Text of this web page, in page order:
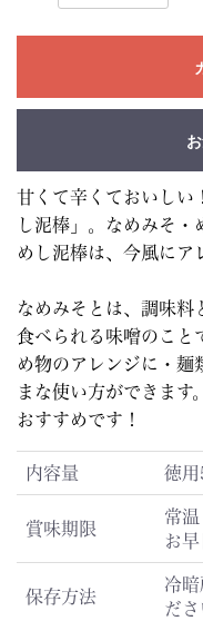
甘くて辛くておいしい
し泥棒」。なめみそ
めし泥棒は、今風にア
なめみそとは、調味料
食べられる味噌のこと
め物のアレンジに・麺
まな使い方ができます
おすすめです！
内容量 徳
賞味期限
常
お
保存方法
冷
ださ